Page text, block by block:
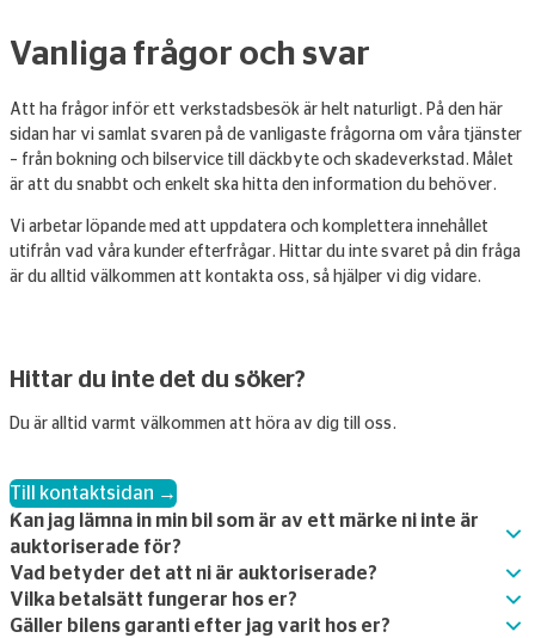
Vanliga frågor och svar
Att ha frågor inför ett verkstadsbesök är helt naturligt. På den här
sidan har vi samlat svaren på de vanligaste frågorna om våra tjänster
– från bokning och bilservice till däckbyte och skadeverkstad. Målet
är att du snabbt och enkelt ska hitta den information du behöver.
Vi arbetar löpande med att uppdatera och komplettera innehållet
utifrån vad våra kunder efterfrågar. Hittar du inte svaret på din fråga
är du alltid välkommen att kontakta oss, så hjälper vi dig vidare.
Hittar du inte det du söker?
Du är alltid varmt välkommen att höra av dig till oss.
Till kontaktsidan →
Kan jag lämna in min bil som är av ett märke ni inte är
auktoriserade för?
Vad betyder det att ni är auktoriserade?
Vilka betalsätt fungerar hos er?
Gäller bilens garanti efter jag varit hos er?